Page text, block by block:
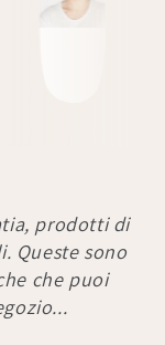
prodotti di
Queste sono
che puoi